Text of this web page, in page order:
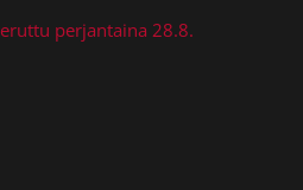
perjantaina 28.8.